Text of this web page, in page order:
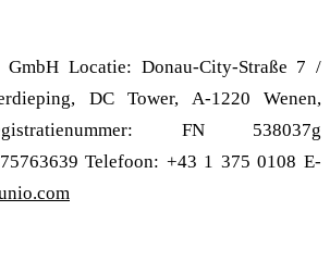
GmbH Locatie: Donau-City-Straße 7 /
DC Tower, A-1220 Wenen,
FN 538037g
Telefoon: +43 1 375 0108 E-